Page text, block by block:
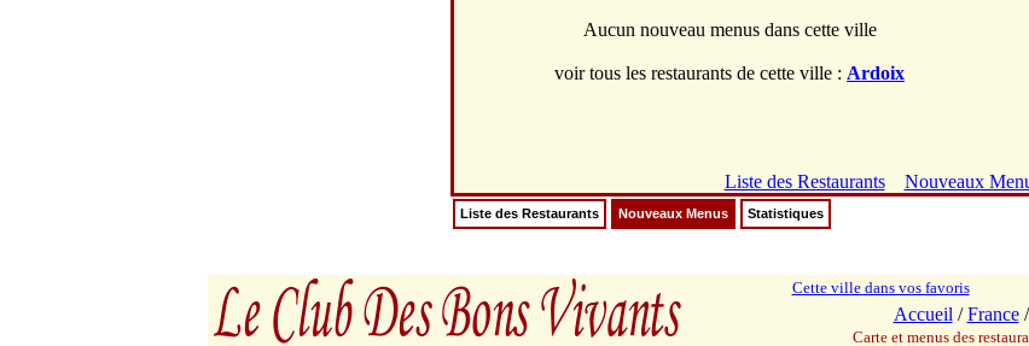
Aucun nouveau menus dans cette ville
voir tous les restaurants de cette ville : Ardoix
Liste des Restaurants Nouveaux
Liste des Restaurants Nouveaux Menus Statistiques
Cette ville dans vos favoris
Accueil /France/
Carte et menus des